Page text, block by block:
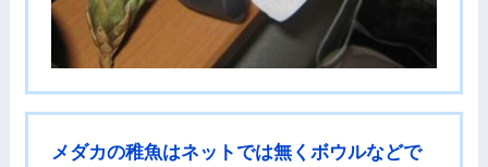
メダカの稚魚はネットでは無くボウルなどで